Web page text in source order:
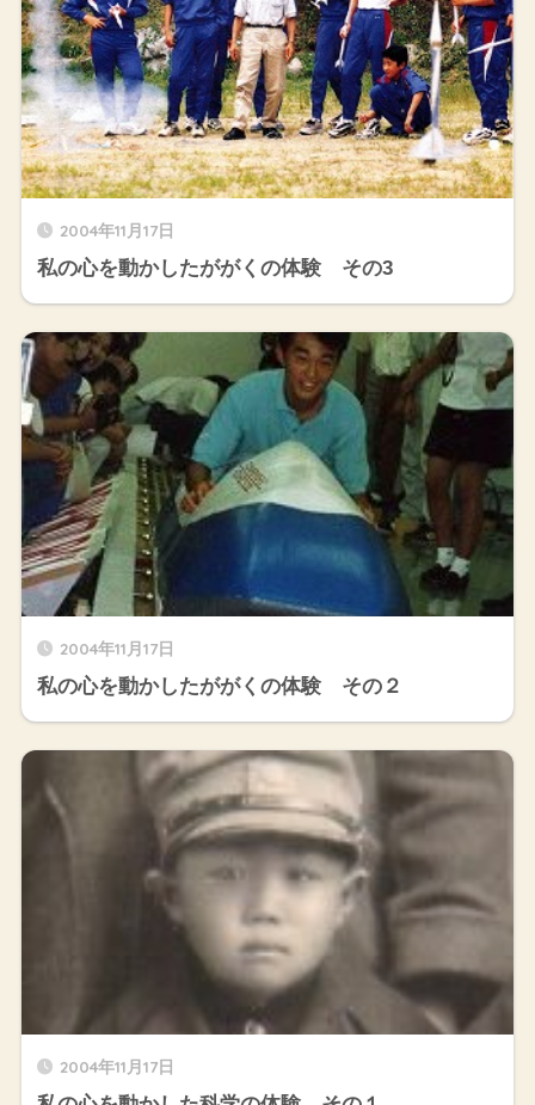
2004年11月17日
私の心を動かしたががくの体験 その3
2004年11月17日
私の心を動かしたががくの体験 その２
2004年11月17日